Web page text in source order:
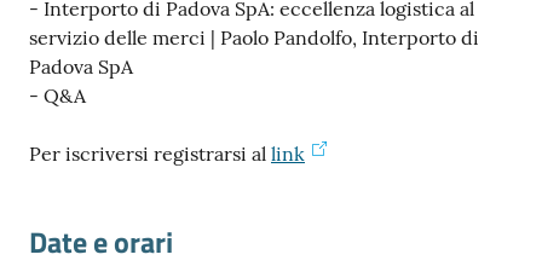
- Interporto di Padova SpA: eccellenza logistica al
servizio delle merci | Paolo Pandolfo, Interporto di
Padova SpA
- Q&A
Per iscriversi registrarsi al link
Date e orari